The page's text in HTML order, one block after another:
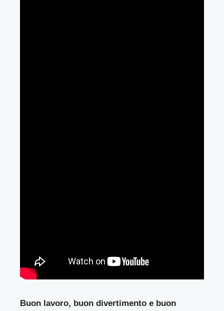
Buon lavoro, buon divertimento e buon